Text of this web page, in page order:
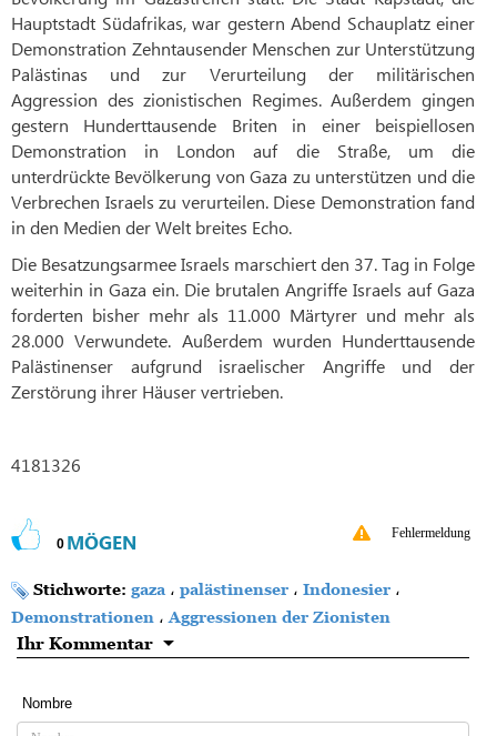
Hauptstadt Südafrikas, war gestern Abend Schauplatz einer
Demonstration Zehntausender Menschen zur Unterstützung
Palästinas und zur Verurteilung der militärischen
Aggression des zionistischen Regimes. Außerdem gingen
gestern Hunderttausende Briten in einer beispiellosen
Demonstration in London auf die Straße, um die
unterdrückte Bevölkerung von Gaza zu unterstützen und die
Verbrechen Israels zu verurteilen. Diese Demonstration fand
in den Medien der Welt breites Echo.
Die Besatzungsarmee Israels marschiert den 37. Tag in Folge
weiterhin in Gaza ein. Die brutalen Angriffe Israels auf Gaza
forderten bisher mehr als 11.000 Märtyrer und mehr als
28.000 Verwundete. Außerdem wurden Hunderttausende
Palästinenser aufgrund israelischer Angriffe und der
Zerstörung ihrer Häuser vertrieben.
4181326
0 MÖGEN Fehlermeldung
Stichworte: gaza ، palästinenser ، Indonesier ،
Demonstrationen ، Aggressionen der Zionisten
Ihr Kommentar
Nombre